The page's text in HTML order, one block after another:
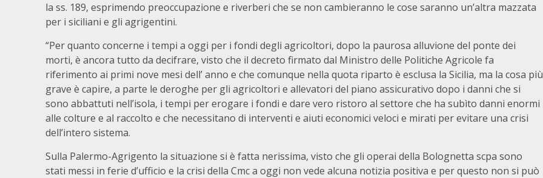
la ss. 189, esprimendo preoccupazione e riverberi che se non cambieranno le cose saranno un’altra mazzata
per i siciliani e gli agrigentini.
“Per quanto concerne i tempi a oggi per i fondi degli agricoltori, dopo la paurosa alluvione del ponte dei
morti, è ancora tutto da decifrare, visto che il decreto firmato dal Ministro delle Politiche Agricole fa
riferimento ai primi nove mesi dell’ anno e che comunque nella quota riparto è esclusa la Sicilia, ma la cosa più
grave è capire, a parte le deroghe per gli agricoltori e allevatori del piano assicurativo dopo i danni che si
sono abbattuti nell’isola, i tempi per erogare i fondi e dare vero ristoro al settore che ha subìto danni enormi
alle colture e al raccolto e che necessitano di interventi e aiuti economici veloci e mirati per evitare una crisi
dell’intero sistema.
Sulla Palermo-Agrigento la situazione si è fatta nerissima, visto che gli operai della Bolognetta scpa sono
stati messi in ferie d’ufficio e la crisi della Cmc a oggi non vede alcuna notizia positiva e per questo non si può